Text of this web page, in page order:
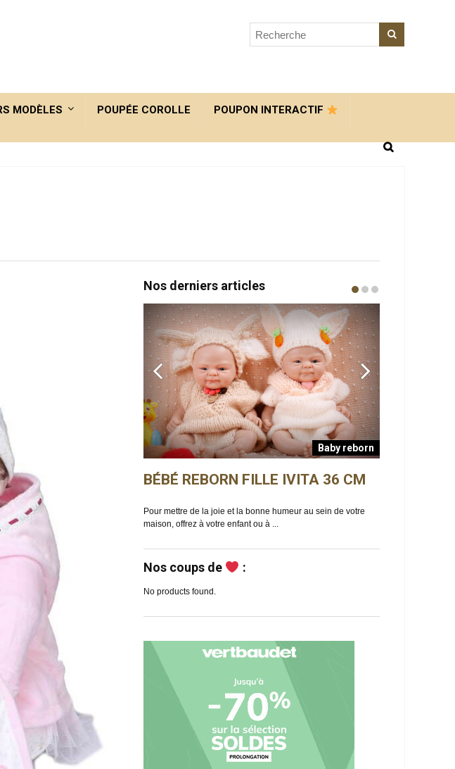
MODÈLES POUPÉE COROLLE POUPON INTERACTIF
Nos derniers articles
SOFIA
a une petite frimousse à laquelle on
...
Baby reborn
BÉBÉ REBORN FILLE IVITA 36 CM
Pour mettre de la joie et la bonne humeur au sein de votre
maison, offrez à votre enfant ou à ...
Nos coups de :
No products found.